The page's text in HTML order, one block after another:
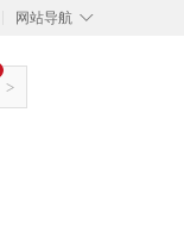
◇
网站导航
>